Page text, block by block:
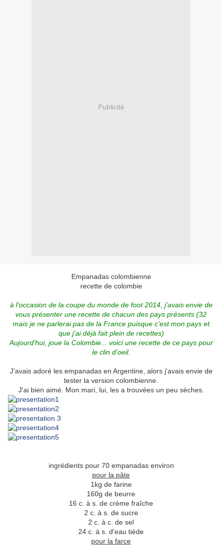
Publicité
Empanadas colombienne
recette de colombie
à l'occasion de la coupe du monde de foot 2014, j'avais envie de
vous présenter une recette de chacun des pays présents (32
mais je ne parlerai pas de la France puisque c'est mon pays et
que j'ai déjà fait plein de recettes)
Aujourd'hui, joue la Colombie... voici une recette de ce pays pour
le clin d'oeil.
J'avais adoré les empanadas en Argentine, alors j'avais envie de
tester la version colombienne.
J'ai bien aimé. Mon mari, lui, les a trouvées un peu sèches.
ingrédients pour 70 empanadas environ
pour la pâte
1kg de farine
160g de beurre
16 c. à s. de crème fraîche
2 c. à s. de sucre
2 c. à c. de sel
24 c. à s. d'eau tiède
pour la farce